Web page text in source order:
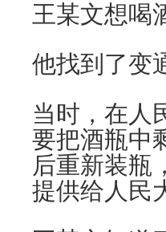
王某文想喝
他找到了变
当时，在人
要把酒瓶中
后重新装瓶
提供给人民